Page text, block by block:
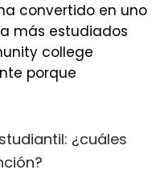
convertido en uno
más estudiados
college
porque
¿cuáles